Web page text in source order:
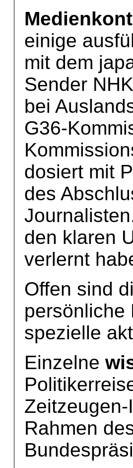
einige
mit dem
Sender
bei
G36-
dosiert mit
des
den klaren
verlernt
Offen sind
persönliche
spezielle
Einzelne
Rahmen